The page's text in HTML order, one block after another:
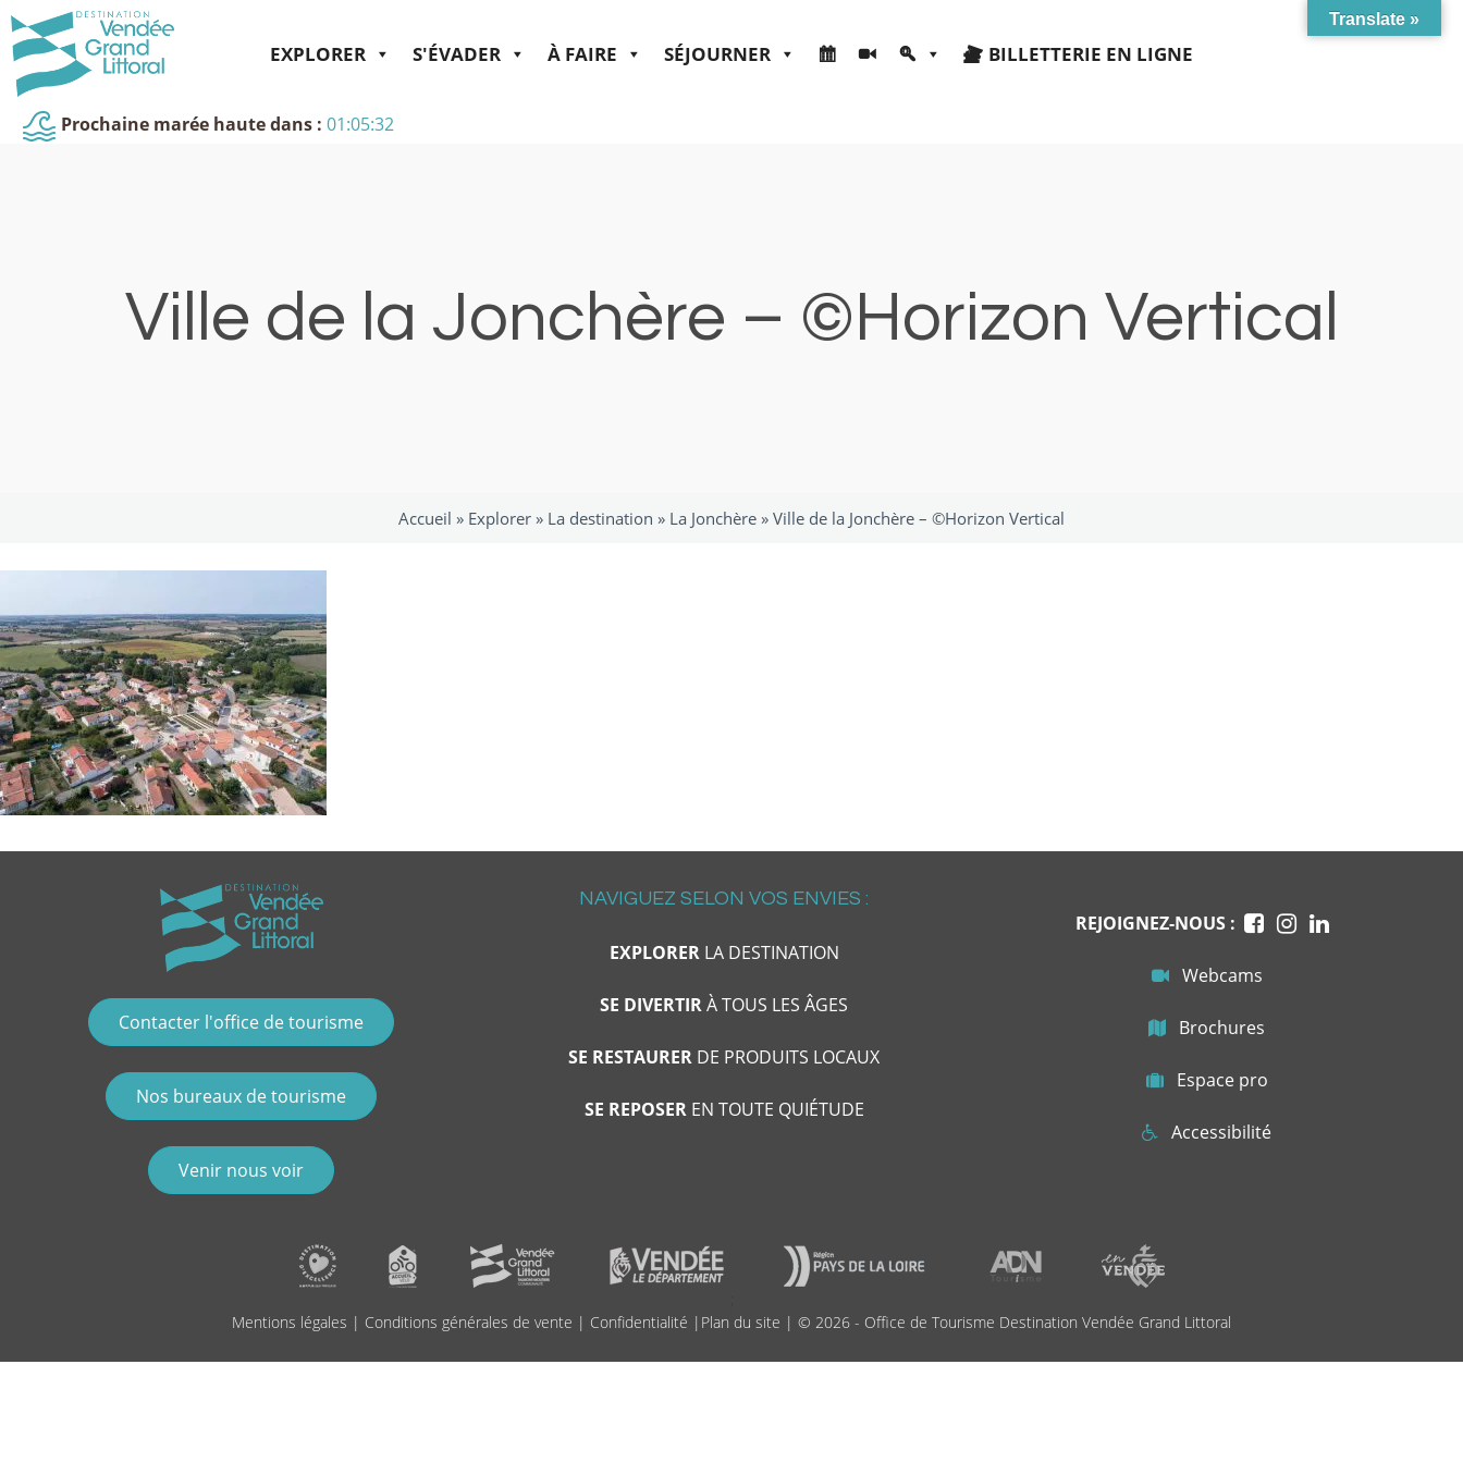
EXPLORER S'ÉVADER À FAIRE SÉJOURNER BILLETTERIE EN LIGNE
Prochaine marée haute dans : 01:05:32
Ville de la Jonchère – ©Horizon Vertical
Accueil » Explorer » La destination » La Jonchère » Ville de la Jonchère – ©Horizon Vertical
Contacter l'office de tourisme
Nos bureaux de tourisme
Venir nous voir
NAVIGUEZ SELON VOS ENVIES :
EXPLORERLA DESTINATION
SE DIVERTIRÀ TOUS LES ÂGES
SE RESTAURER DE PRODUITS LOCAUX
SE REPOSEREN TOUTE QUIÉTUDE
REJOIGNEZ-NOUS :
Webcams
Brochures
Espace pro
Accessibilité
Mentions légales | Conditions générales de vente | Confidentialité | Plan du site | © 2026 - Office de Tourisme Destination Vendée Grand Littoral
Translate »